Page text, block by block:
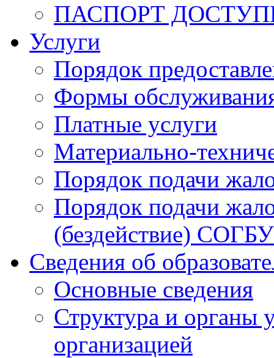
ПАСПОРТ
Услуги
Порядок
Формы
Платные услуги
Материально-
Порядок подачи
Порядок подачи
(бездействие)
Сведения об
Основные сведения
Структура и органы
организацией